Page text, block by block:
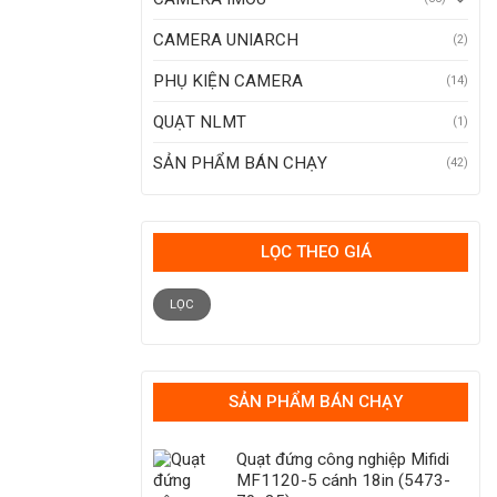
CAMERA UNIARCH (2)
PHỤ KIỆN CAMERA (14)
QUẠT NLMT (1)
SẢN PHẨM BÁN CHẠY (42)
LỌC THEO GIÁ
Giá
tối
thiểu
Giá
tối
đa
LỌC
SẢN PHẨM BÁN CHẠY
Quạt đứng công nghiệp Mifidi
MF1120-5 cánh 18in (5473-